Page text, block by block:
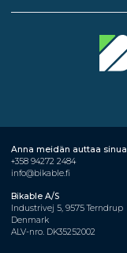
Anna meidän auttaa sinua
+358 94272 2484
info@bikable.fi
Bikable A/S
Industrivej 5, 9575 Terndrup
Denmark
ALV-nro. DK35252002